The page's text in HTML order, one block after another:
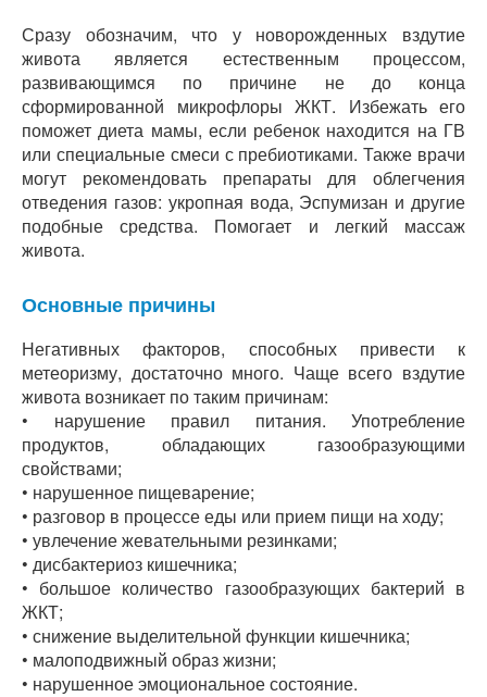
Сразу обозначим, что у новорожденных вздутие
живота является естественным процессом,
развивающимся по причине не до конца
сформированной микрофлоры ЖКТ. Избежать его
поможет диета мамы, если ребенок находится на ГВ
или специальные смеси с пребиотиками. Также врачи
могут рекомендовать препараты для облегчения
отведения газов: укропная вода, Эспумизан и другие
подобные средства. Помогает и легкий массаж
живота.
Основные причины
Негативных факторов, способных привести к
метеоризму, достаточно много. Чаще всего вздутие
живота возникает по таким причинам:
• нарушение правил питания. Употребление
продуктов, обладающих газообразующими
свойствами;
• нарушенное пищеварение;
• разговор в процессе еды или прием пищи на ходу;
• увлечение жевательными резинками;
• дисбактериоз кишечника;
• большое количество газообразующих бактерий в
ЖКТ;
• снижение выделительной функции кишечника;
• малоподвижный образ жизни;
• нарушенное эмоциональное состояние.